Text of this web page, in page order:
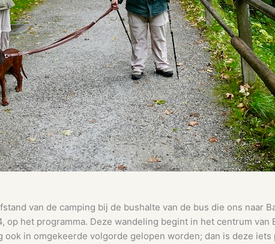
van de camping bij de bushalte van de bus die ons naar
op het programma. Deze wandeling begint in het centrum van
ook in omgekeerde volgorde gelopen worden; dan is deze